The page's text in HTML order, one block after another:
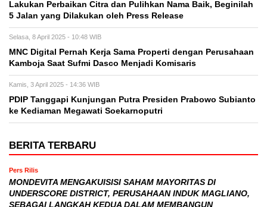
Lakukan Perbaikan Citra dan Pulihkan Nama Baik, Beginilah
5 Jalan yang Dilakukan oleh Press Release
Selasa, 8 April 2025 - 10:48 WIB
MNC Digital Pernah Kerja Sama Properti dengan Perusahaan
Kamboja Saat Sufmi Dasco Menjadi Komisaris
Kamis, 3 April 2025 - 14:36 WIB
PDIP Tanggapi Kunjungan Putra Presiden Prabowo Subianto
ke Kediaman Megawati Soekarnoputri
BERITA TERBARU
Pers Rilis
MONDEVITA MENGAKUISISI SAHAM MAYORITAS DI
UNDERSCORE DISTRICT, PERUSAHAAN INDUK MAGLIANO,
SEBAGAI LANGKAH KEDUA DALAM MEMBANGUN